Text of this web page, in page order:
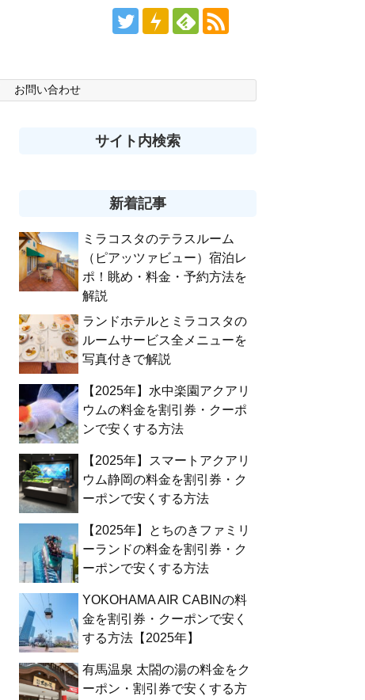
お問い合わせ
サイト内検索
新着記事
ミラコスタのテラスルーム
（ピアッツァビュー）宿泊レ
ポ！眺め・料金・予約方法を
解説
ランドホテルとミラコスタの
ルームサービス全メニューを
写真付きで解説
【2025年】水中楽園アクアリ
ウムの料金を割引券・クーポ
ンで安くする方法
【2025年】スマートアクアリ
ウム静岡の料金を割引券・ク
ーポンで安くする方法
【2025年】とちのきファミリ
ーランドの料金を割引券・ク
ーポンで安くする方法
YOKOHAMA AIR CABINの料
金を割引券・クーポンで安く
する方法【2025年】
有馬温泉 太閤の湯の料金をク
ーポン・割引券で安くする方